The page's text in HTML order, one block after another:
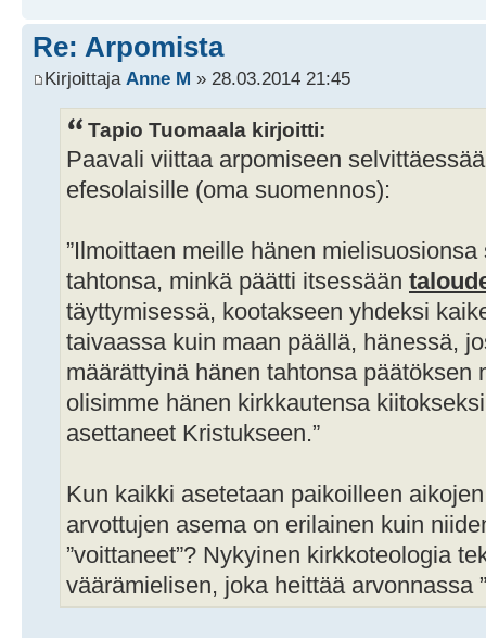
Re: Arpomista
Kirjoittaja Anne M » 28.03.2014 21:45
Tapio Tuomaala kirjoitti:
Paavali viittaa arpomiseen
efesolaisille (oma suomennos):
”Ilmoittaen meille hänen
tahtonsa, minkä päätti itsessään
täyttymisessä, kootakseen yhdeksi
taivaassa kuin maan päällä, hänessä,
määrättyinä hänen tahtonsa päätöksen
olisimme hänen kirkkautensa
asettaneet Kristukseen.”
Kun kaikki asetetaan paikoilleen
arvottujen asema on erilainen kuin
”voittaneet”? Nykyinen kirkkoteologia
väärämielisen, joka heittää arvonnassa